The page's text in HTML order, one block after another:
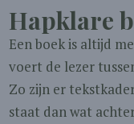
Hapklare
Een boek is altijd
voert de lezer
Zo zijn er
staat dan wat